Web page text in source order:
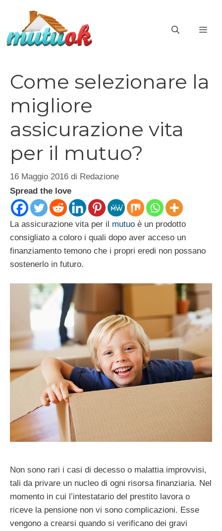
contenuto
Come selezionare la
migliore
assicurazione vita
per il mutuo?
16 Maggio 2016 di Redazione
Spread the love
La assicurazione vita per il mutuo è un prodotto
consigliato a coloro i quali dopo aver acceso un
finanziamento temono che i propri eredi non possano
sostenerlo in futuro.
Non sono rari i casi di decesso o malattia improvvisi,
tali da privare un nucleo di ogni risorsa finanziaria. Nel
momento in cui l’intestatario del prestito lavora o
riceve la pensione non vi sono complicazioni. Esse
vengono a crearsi quando si verificano dei gravi